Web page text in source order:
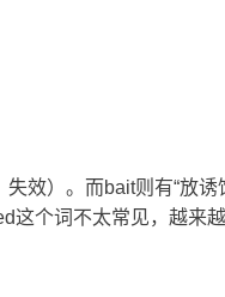
效）。而bait则有“放诱
这个词不太常见，越来